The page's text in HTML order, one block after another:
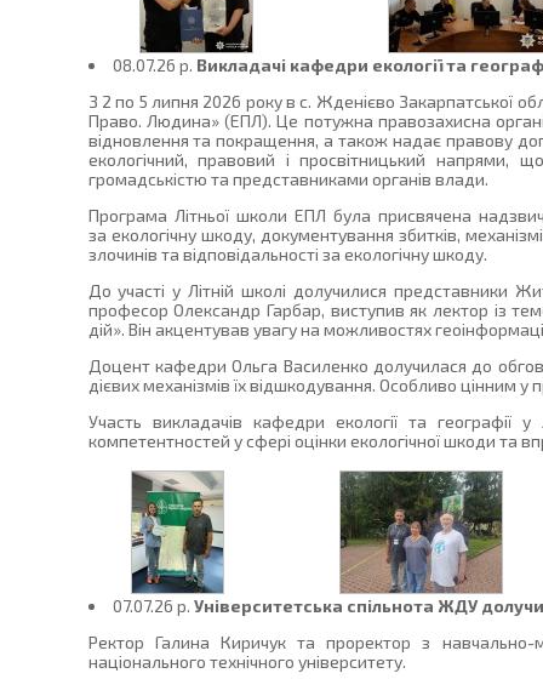
08.07.26 p. Викладачі кафедри екології та
З 2 по 5 липня 2026 року в с. Жденієво Закарпатської
Право. Людина» (ЕПЛ). Це потужна правозахисна
відновлення та покращення, а також надає правову
екологічний, правовий і просвітницький
громадськістю та представниками органів влади.
Програма Літньої школи ЕПЛ була присвячена
за екологічну шкоду, документування збитків,
злочинів та відповідальності за екологічну шкоду.
До участі у Літній школі долучилися представники
професор Олександр Гарбар, виступив як лектор із
дій». Він акцентував увагу на можливостях
Доцент кафедри Ольга Василенко долучилася до
дієвих механізмів їх відшкодування. Особливо цінним
Участь викладачів кафедри екології та
компетентностей у сфері оцінки екологічної шкоди та
07.07.26 p. Університетська спільнота ЖДУ
Ректор Галина Киричук та проректор з навчально-
національного технічного університету.